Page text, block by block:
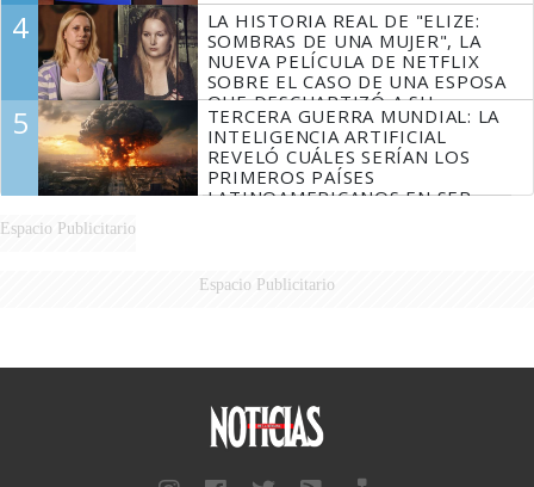
4
LA HISTORIA REAL DE "ELIZE:
SOMBRAS DE UNA MUJER", LA
NUEVA PELÍCULA DE NETFLIX
SOBRE EL CASO DE UNA ESPOSA
QUE DESCUARTIZÓ A SU
MARIDO
5
TERCERA GUERRA MUNDIAL: LA
INTELIGENCIA ARTIFICIAL
REVELÓ CUÁLES SERÍAN LOS
PRIMEROS PAÍSES
LATINOAMERICANOS EN SER
Espacio Publicitario
Espacio Publicitario